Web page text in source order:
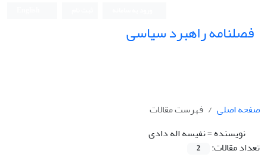
فصلنامه راهبرد سیاسی
صفحه اصلی
فهرست مقالات
نویسنده =نفیسه اله دادی
تعداد مقالات:
2